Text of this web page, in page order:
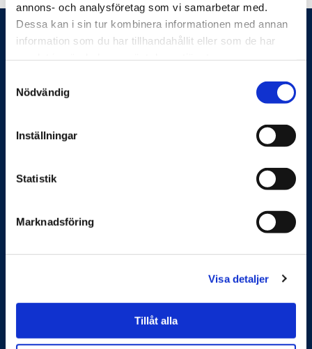
annons- och analysföretag som vi samarbetar med.
Dessa kan i sin tur kombinera informationen med annan
information som du har tillhandahållit eller som de har
Nödvändig
Inställningar
Statistik
Marknadsföring
Visa detaljer
Tillåt alla
förbättra sin produktivitet och sänka kostnader. Det gör
vi genom systematiskt och förebyggande arbete med
arbetsmiljö, hållbar hälsa, ledarskap, medarbetarskap
och vid behov rehabilitering eller krishantering. Vi möter
Företagshälsa
Privathälsa